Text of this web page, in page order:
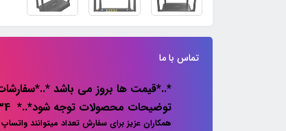
تماس با ما
*..*قیمت ها بروز می باشد *..*سفارشات
توضیحات محصولات توجه شود*..* 02133856234
همکاران عزیز برای سفارش تعداد میتوانند